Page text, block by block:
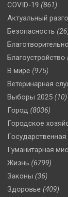
COVID-19 (861)
Актуальный
Безопасность
Благоустройство
В мире (975)
Ветеринарная
Выборы 2025 (10)
Город (8036)
Городское
Гуманитарная
Жизнь (6799)
Законы (36)
Здоровье (409)